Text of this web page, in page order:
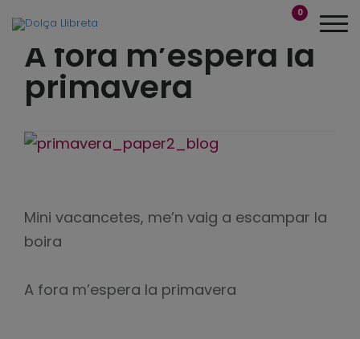
0
A fora m’espera la
primavera
Mini vacancetes, me’n vaig a escampar la
boira
A fora m’espera la primavera